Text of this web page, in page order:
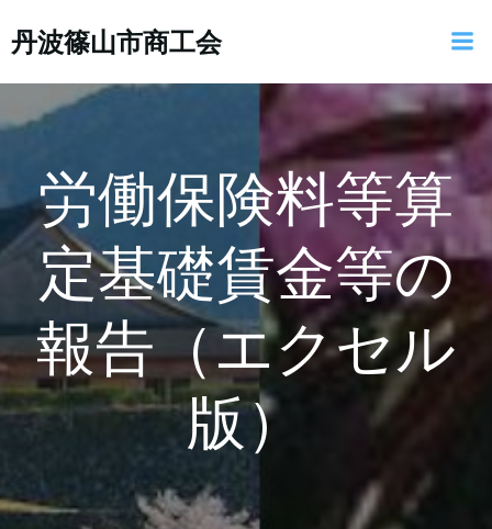
ン
ス
キ
ッ
プ
丹波篠山市商工会
労働保険料等算
定基礎賃金等の
報告（エクセル
版）